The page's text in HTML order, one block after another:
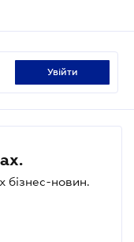
увійти
бізнес-новин.